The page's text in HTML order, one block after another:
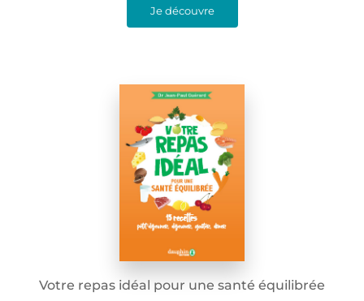
Je découvre
Votre repas idéal pour une santé équilibrée